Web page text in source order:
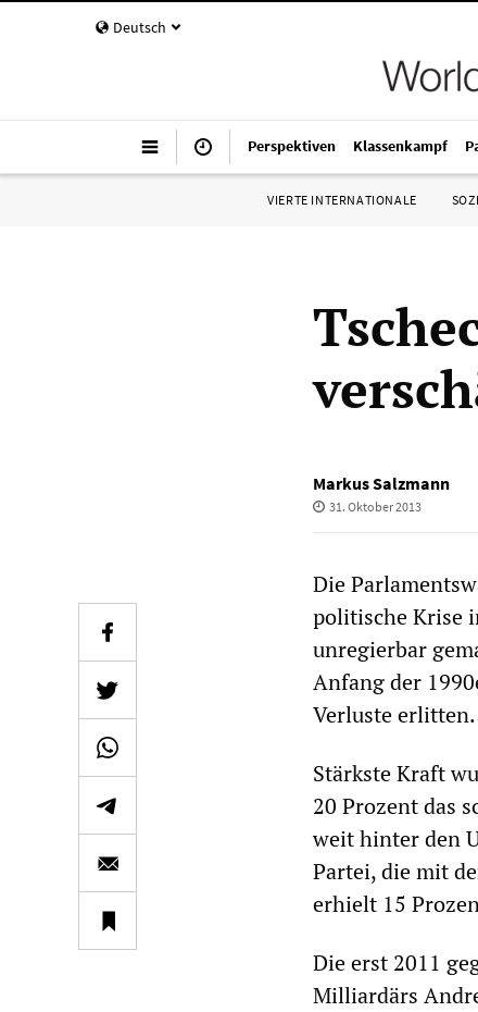
Deutsch
Perspektiven Klassenkampf
VIERTE INTERNATIONALE
Markus Salzmann
31. Oktober 2013
Die
politische Krise
unregierbar
Anfang der
Verluste
Stärkste Kraft
20 Prozent das
weit hinter den
Partei, die mit
erhielt 15
Die erst 2011
Milliardärs